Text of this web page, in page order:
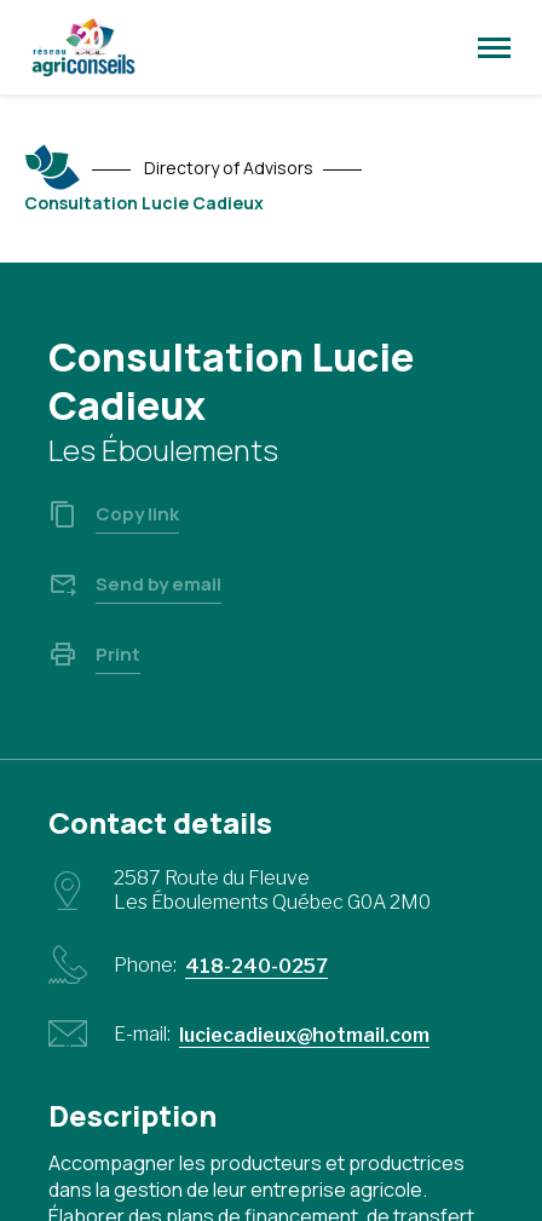
site
Directory of Advisors
Consultation Lucie Cadieux
Consultation Lucie
Cadieux
Les Éboulements
Copy link
Send by email
Print
Contact details
2587 Route du Fleuve
Les Éboulements Québec G0A 2M0
Phone: 418-240-0257
E-mail: luciecadieux@hotmail.com
Description
Accompagner les producteurs et productrices
dans la gestion de leur entreprise agricole.